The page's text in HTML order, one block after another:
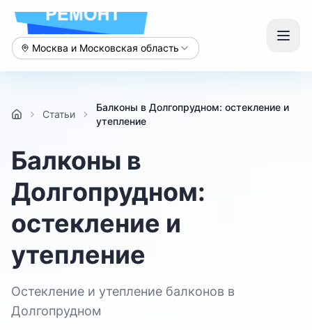
Москва и Московская область
Статьи
Балконы в Долгопрудном: остекление и
утепление
Балконы в
Долгопрудном:
остекление и
утепление
Остекление и утепление балконов в
Долгопрудном